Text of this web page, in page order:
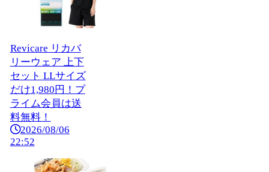
Revicare リカバ
リーウェア 上下
セット LLサイズ
だけ1,980円！プ
ライム会員は送
料無料！
2026/08/06
22:52